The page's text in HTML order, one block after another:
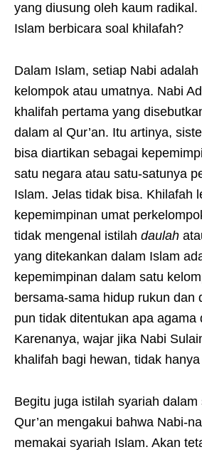
yang diusung oleh kaum
Islam berbicara soal khilafah?
Dalam Islam, setiap Nabi
kelompok atau umatnya. Nabi
khalifah pertama yang
dalam al Qur’an. Itu artinya,
bisa diartikan sebagai
satu negara atau satu-satunya
Islam. Jelas tidak bisa. Khilafah
kepemimpinan umat
tidak mengenal istilah daulah
yang ditekankan dalam Islam
kepemimpinan dalam satu
bersama-sama hidup rukun dan
pun tidak ditentukan apa agama
Karenanya, wajar jika Nabi
khalifah bagi hewan, tidak
Begitu juga istilah syariah dalam
Qur’an mengakui bahwa Nabi-
memakai syariah Islam. Akan